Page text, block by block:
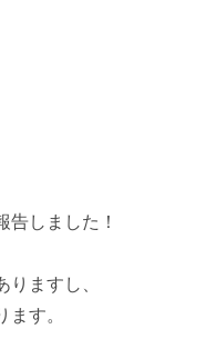
告しました！
りますし、
ます。